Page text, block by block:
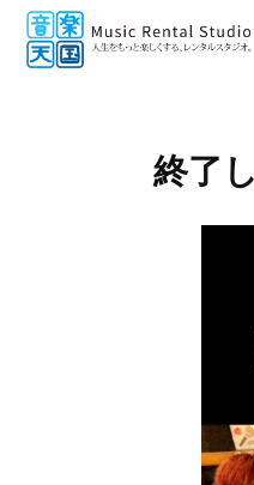
終了